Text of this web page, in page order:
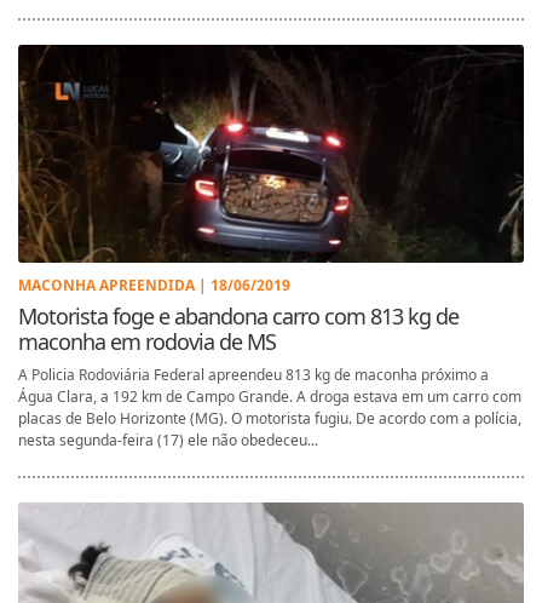
MACONHA APREENDIDA | 18/06/2019
Motorista foge e abandona carro com 813 kg de
maconha em rodovia de MS
A Policia Rodoviária Federal apreendeu 813 kg de maconha próximo a
Água Clara, a 192 km de Campo Grande. A droga estava em um carro com
placas de Belo Horizonte (MG). O motorista fugiu. De acordo com a polícia,
nesta segunda-feira (17) ele não obedeceu...